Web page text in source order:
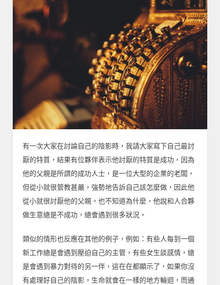
有一次大家在討論自己的陰影時，我請大家寫下自己最討
厭的特質，結果有位夥伴表示他討厭的特質是成功，因為
他的父親是所謂的成功人士，是一位大型的企業的老闆，
但從小就很管教甚嚴，強勢地告訴自己該怎麼做，因此他
從小就很討厭他的父親。也不知道為什麼，他說和人合夥
做生意總是不成功，總會遇到很多狀況。
類似的情形也反應在其他的例子，例如：有些人每到一個
新工作總是會遇到壓迫自己的主管，有些女生談感情，總
是會遇到暴力對待的另一伴，這在在都顯示了，如果你沒
有處理好自己的陰影，生命就會在一樣的地方輪迴，而通